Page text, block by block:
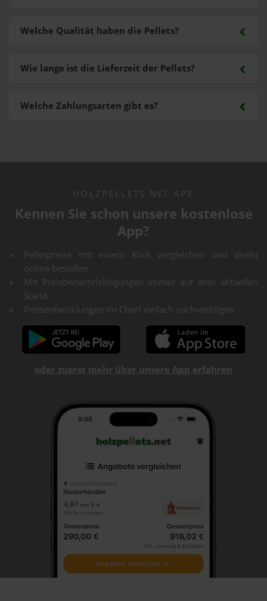
Welche Zahlungsarten gibt es?
Welche Qualität haben die Pellets?
Wie lange ist die Lieferzeit der Pellets?
HOLZPELLETS.NET APP
Kennen Sie schon unsere kostenlose
App?
Pelletpreise mit einem Klick vergleichen und direkt
online bestellen
Mit Preisbenachrichtigungen immer auf dem aktuellen
Stand
Preisentwicklungen im Chart einfach nachverfolgen
oder zuerst mehr über unsere App erfahren